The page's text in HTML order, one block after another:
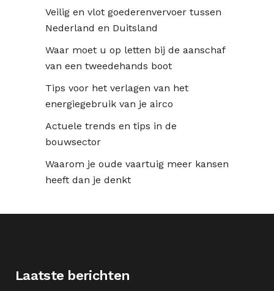
Veilig en vlot goederenvervoer tussen
Nederland en Duitsland
Waar moet u op letten bij de aanschaf
van een tweedehands boot
Tips voor het verlagen van het
energiegebruik van je airco
Actuele trends en tips in de
bouwsector
Waarom je oude vaartuig meer kansen
heeft dan je denkt
Laatste berichten